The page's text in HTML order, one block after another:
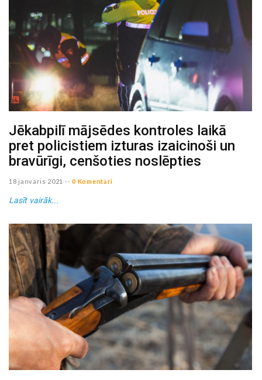
Jēkabpilī mājsēdes kontroles laikā
pret policistiem izturas izaicinoši un
bravūrīgi, cenšoties noslēpties
18 janvaris 2021 -- 0 Komentāri
Lasīt vairāk...